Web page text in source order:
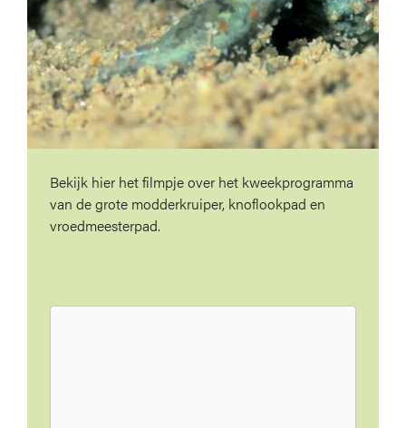
Bekijk hier het filmpje over het kweekprogramma
van de grote modderkruiper, knoflookpad en
vroedmeesterpad.